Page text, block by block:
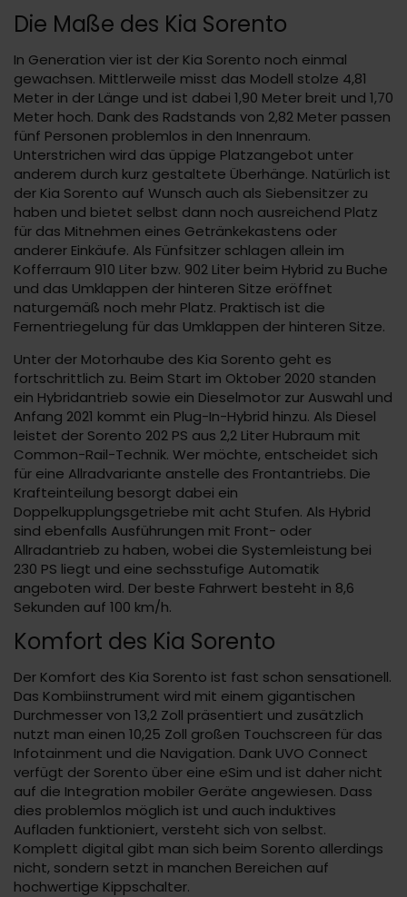
Die Maße des Kia Sorento
In Generation vier ist der Kia Sorento noch einmal
gewachsen. Mittlerweile misst das Modell stolze 4,81
Meter in der Länge und ist dabei 1,90 Meter breit und 1,70
Meter hoch. Dank des Radstands von 2,82 Meter passen
fünf Personen problemlos in den Innenraum.
Unterstrichen wird das üppige Platzangebot unter
anderem durch kurz gestaltete Überhänge. Natürlich ist
der Kia Sorento auf Wunsch auch als Siebensitzer zu
haben und bietet selbst dann noch ausreichend Platz
für das Mitnehmen eines Getränkekastens oder
anderer Einkäufe. Als Fünfsitzer schlagen allein im
Kofferraum 910 Liter bzw. 902 Liter beim Hybrid zu Buche
und das Umklappen der hinteren Sitze eröffnet
naturgemäß noch mehr Platz. Praktisch ist die
Fernentriegelung für das Umklappen der hinteren Sitze.
Unter der Motorhaube des Kia Sorento geht es
fortschrittlich zu. Beim Start im Oktober 2020 standen
ein Hybridantrieb sowie ein Dieselmotor zur Auswahl und
Anfang 2021 kommt ein Plug-In-Hybrid hinzu. Als Diesel
leistet der Sorento 202 PS aus 2,2 Liter Hubraum mit
Common-Rail-Technik. Wer möchte, entscheidet sich
für eine Allradvariante anstelle des Frontantriebs. Die
Krafteinteilung besorgt dabei ein
Doppelkupplungsgetriebe mit acht Stufen. Als Hybrid
sind ebenfalls Ausführungen mit Front- oder
Allradantrieb zu haben, wobei die Systemleistung bei
230 PS liegt und eine sechsstufige Automatik
angeboten wird. Der beste Fahrwert besteht in 8,6
Sekunden auf 100 km/h.
Komfort des Kia Sorento
Der Komfort des Kia Sorento ist fast schon sensationell.
Das Kombiinstrument wird mit einem gigantischen
Durchmesser von 13,2 Zoll präsentiert und zusätzlich
nutzt man einen 10,25 Zoll großen Touchscreen für das
Infotainment und die Navigation. Dank UVO Connect
verfügt der Sorento über eine eSim und ist daher nicht
auf die Integration mobiler Geräte angewiesen. Dass
dies problemlos möglich ist und auch induktives
Aufladen funktioniert, versteht sich von selbst.
Komplett digital gibt man sich beim Sorento allerdings
nicht, sondern setzt in manchen Bereichen auf
hochwertige Kippschalter.